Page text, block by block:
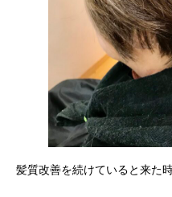
髪質改善を続けていると来た